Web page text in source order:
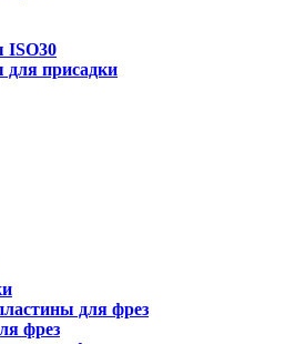
ISO30
присадки
для фрез
фрез